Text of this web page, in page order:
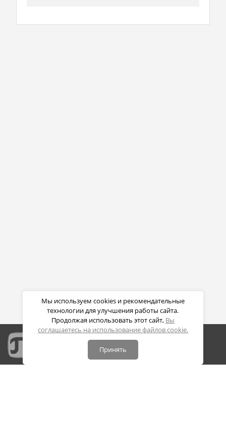
Мы используем cookies и рекомендательные
технологии для улучшения работы сайта.
Продолжая использовать этот сайт, Вы
соглашаетесь на использование файлов cookie.
Принять